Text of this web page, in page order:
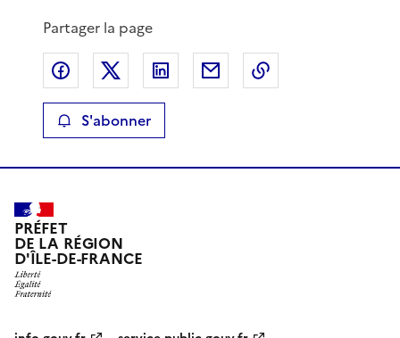
Partager la page
Partager sur Facebook
Partager sur XPartager sur LinkedIn
Partager par email
S'abonner
PRÉFET
DE LA RÉGION
D'ÎLE-DE-FRANCE